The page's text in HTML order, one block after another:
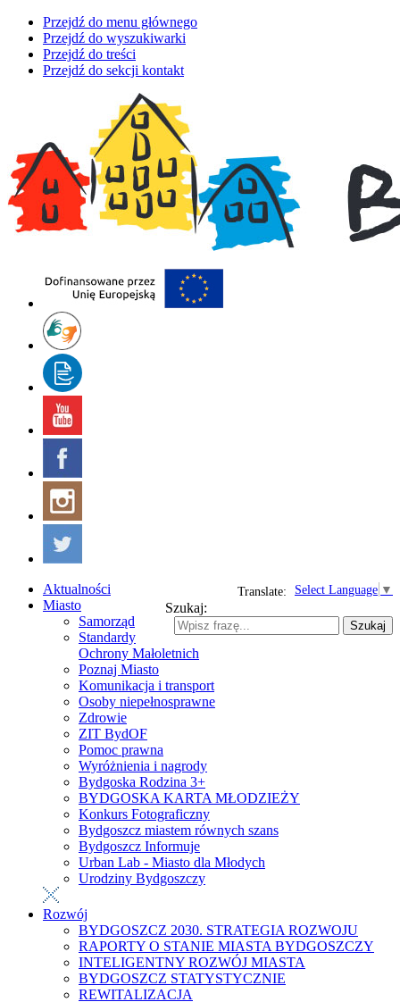
Przejdź do menu głównego
Przejdź do wyszukiwarki
Przejdź do treści
Przejdź do sekcji kontakt
Select Language ▼
Translate:
Szukaj:
Szukaj
Aktualności
Miasto
Samorząd
Standardy
Ochrony Małoletnich
Poznaj Miasto
Komunikacja i transport
Osoby niepełnosprawne
Zdrowie
ZIT BydOF
Pomoc prawna
Wyróżnienia i nagrody
Bydgoska Rodzina 3+
BYDGOSKA KARTA MŁODZIEŻY
Konkurs Fotograficzny
Bydgoszcz miastem równych szans
Bydgoszcz Informuje
Urban Lab - Miasto dla Młodych
Urodziny Bydgoszczy
Rozwój
BYDGOSZCZ 2030. STRATEGIA ROZWOJU
RAPORTY O STANIE MIASTA BYDGOSZCZY
INTELIGENTNY ROZWÓJ MIASTA
BYDGOSZCZ STATYSTYCZNIE
REWITALIZACJA